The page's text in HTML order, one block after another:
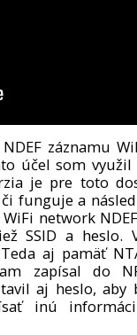
záznamu
účel som
je pre toto
funguje a
network
SSID a heslo.
aj pamäť
zapísal do
aj heslo, aby
inú